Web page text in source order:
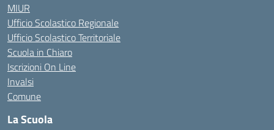
MIUR
Ufficio Scolastico Regionale
Ufficio Scolastico Territoriale
Scuola in Chiaro
Iscrizioni On Line
Invalsi
Comune
La Scuola